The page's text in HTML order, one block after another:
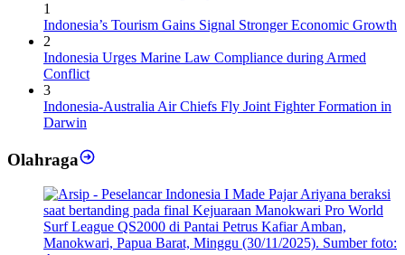
1
Indonesia’s Tourism Gains Signal Stronger Economic Growth
2
Indonesia Urges Marine Law Compliance during Armed
Conflict
3
Indonesia-Australia Air Chiefs Fly Joint Fighter Formation in
Darwin
Olahraga